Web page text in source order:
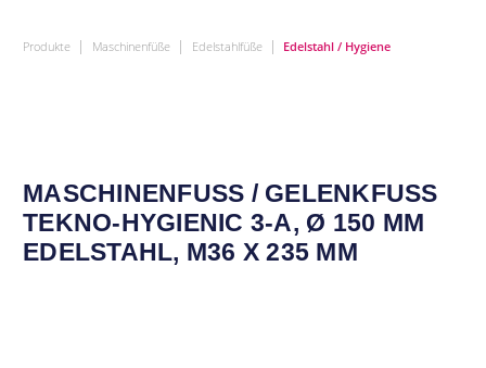
Produkte | Maschinenfüße | Edelstahlfüße | Edelstahl / Hygiene
MASCHINENFUSS / GELENKFUSS TE
KNO-HYGIENIC 3-A, Ø 150 MM ED
ELSTAHL, M36 X 235 MM